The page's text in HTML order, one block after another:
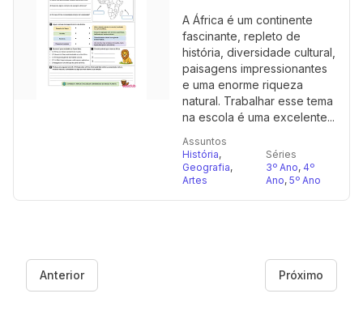
A África é um continente
fascinante, repleto de
história, diversidade cultural,
paisagens impressionantes
e uma enorme riqueza
natural. Trabalhar esse tema
na escola é uma excelente...
Assuntos
História,
Geografia,
Artes
Séries
3º Ano, 4º
Ano, 5º Ano
Anterior Próximo